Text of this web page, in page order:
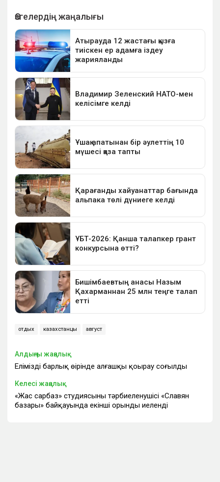
отдых казахстанцы август
Алдыңғы жаңалық
Еліміздің барлық өңірінде алғашқы қоңырау соғылды
Келесі жаңалық
«Жас сарбаз» студиясының тәрбиеленушісі «Славян
базары» байқауында екінші орынды иеленді